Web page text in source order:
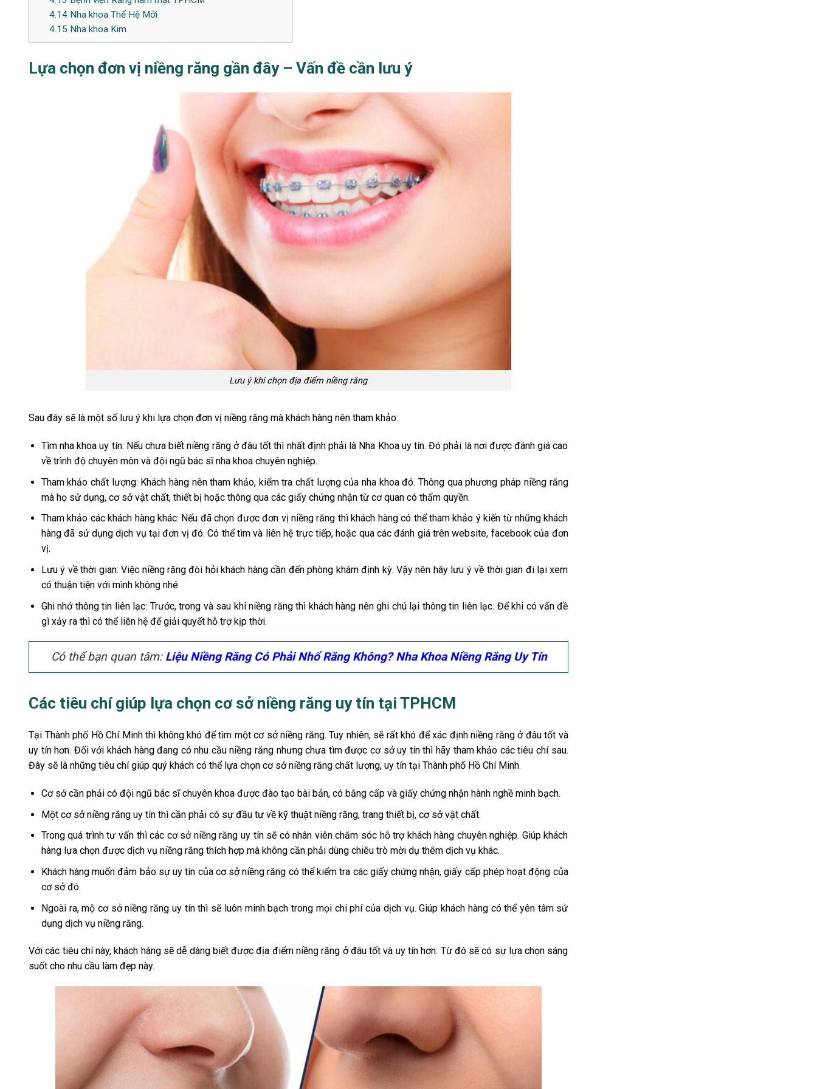
4.14Nha khoa Thế Hệ Mới
4.15 Nha khoa Kim
Lựa chọn đơn vị niềng răng gần đây – Vấn đề cần lưu ý
Lưu ý khi chọn địa điểm niềng răng
Sau đây sẽ là một số lưu ý khi lựa chọn đơn vị niềng răng mà khách hàng nên tham khảo:
Tìm nha khoa uy tín: Nếu chưa biết niềng răng ở đâu tốt thì nhất định phải là Nha Khoa uy tín. Đó phải là nơi được đánh giá cao
về trình độ chuyên môn và đội ngũ bác sĩ nha khoa chuyên nghiệp.
Tham khảo chất lượng: Khách hàng nên tham khảo, kiểm tra chất lượng của nha khoa đó. Thông qua phương pháp niềng răng
mà họ sử dụng, cơ sở vật chất, thiết bị hoặc thông qua các giấy chứng nhận từ cơ quan có thẩm quyền.
Tham khảo các khách hàng khác: Nếu đã chọn được đơn vị niềng răng thì khách hàng có thể tham khảo ý kiến từ những khách
hàng đã sử dụng dịch vụ tại đơn vị đó. Có thể tìm và liên hệ trực tiếp, hoặc qua các đánh giá trên website, facebook của đơn
vị.
Lưu ý về thời gian: Việc niềng răng đòi hỏi khách hàng cần đến phòng khám định kỳ. Vậy nên hãy lưu ý về thời gian đi lại xem
có thuận tiện với mình không nhé.
Ghi nhớ thông tin liên lạc: Trước, trong và sau khi niềng răng thì khách hàng nên ghi chú lại thông tin liên lạc. Để khi có vấn đề
gì xảy ra thì có thể liên hệ để giải quyết hỗ trợ kịp thời.
Có thể bạn quan tâm: Liệu Niềng Răng Có Phải Nhổ Răng Không? Nha Khoa Niềng Răng Uy Tín
Các tiêu chí giúp lựa chọn cơ sở niềng răng uy tín tại TPHCM
Tại Thành phố Hồ Chí Minh thì không khó để tìm một cơ sở niềng răng. Tuy nhiên, sẽ rất khó để xác định niềng răng ở đâu tốt và
uy tín hơn. Đối với khách hàng đang có nhu cầu niềng răng nhưng chưa tìm được cơ sở uy tín thì hãy tham khảo các tiêu chí sau.
Đây sẽ là những tiêu chí giúp quý khách có thể lựa chọn cơ sở niềng răng chất lượng, uy tín tại Thành phố Hồ Chí Minh.
Cơ sở cần phải có đội ngũ bác sĩ chuyên khoa được đào tạo bài bản, có bằng cấp và giấy chứng nhận hành nghề minh bạch.
Một cơ sở niềng răng uy tín thì cần phải có sự đầu tư về kỹ thuật niềng răng, trang thiết bị, cơ sở vật chất.
Trong quá trình tư vấn thì các cơ sở niềng răng uy tín sẽ có nhân viên chăm sóc hỗ trợ khách hàng chuyên nghiệp. Giúp khách
hàng lựa chọn được dịch vụ niềng răng thích hợp mà không cần phải dùng chiêu trò mời dụ thêm dịch vụ khác.
Khách hàng muốn đảm bảo sự uy tín của cơ sở niềng răng có thể kiểm tra các giấy chứng nhận, giấy cấp phép hoạt động của
cơ sở đó.
Ngoài ra, mộ cơ sở niềng răng uy tín thì sẽ luôn minh bạch trong mọi chi phí của dịch vụ. Giúp khách hàng có thể yên tâm sử
dụng dịch vụ niềng răng.
Với các tiêu chí này, khách hàng sẽ dễ dàng biết được địa điểm niềng răng ở đâu tốt và uy tín hơn. Từ đó sẽ có sự lựa chọn sáng
suốt cho nhu cầu làm đẹp này.